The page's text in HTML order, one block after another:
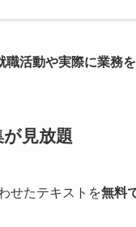
職活動や実際に業務
見放題
せたテキストを無料